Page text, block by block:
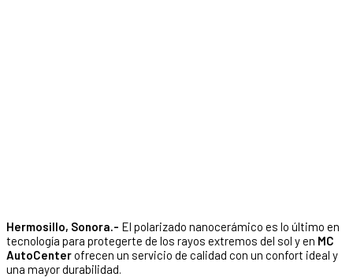
Hermosillo, Sonora.- El polarizado nanocerámico es lo último en
tecnología para protegerte de los rayos extremos del sol y en MC
AutoCenterofrecen un servicio de calidad con un confort ideal y
una mayor durabilidad.